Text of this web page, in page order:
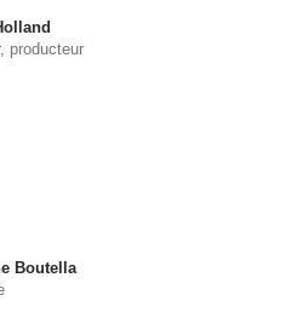
producteur
Boutella